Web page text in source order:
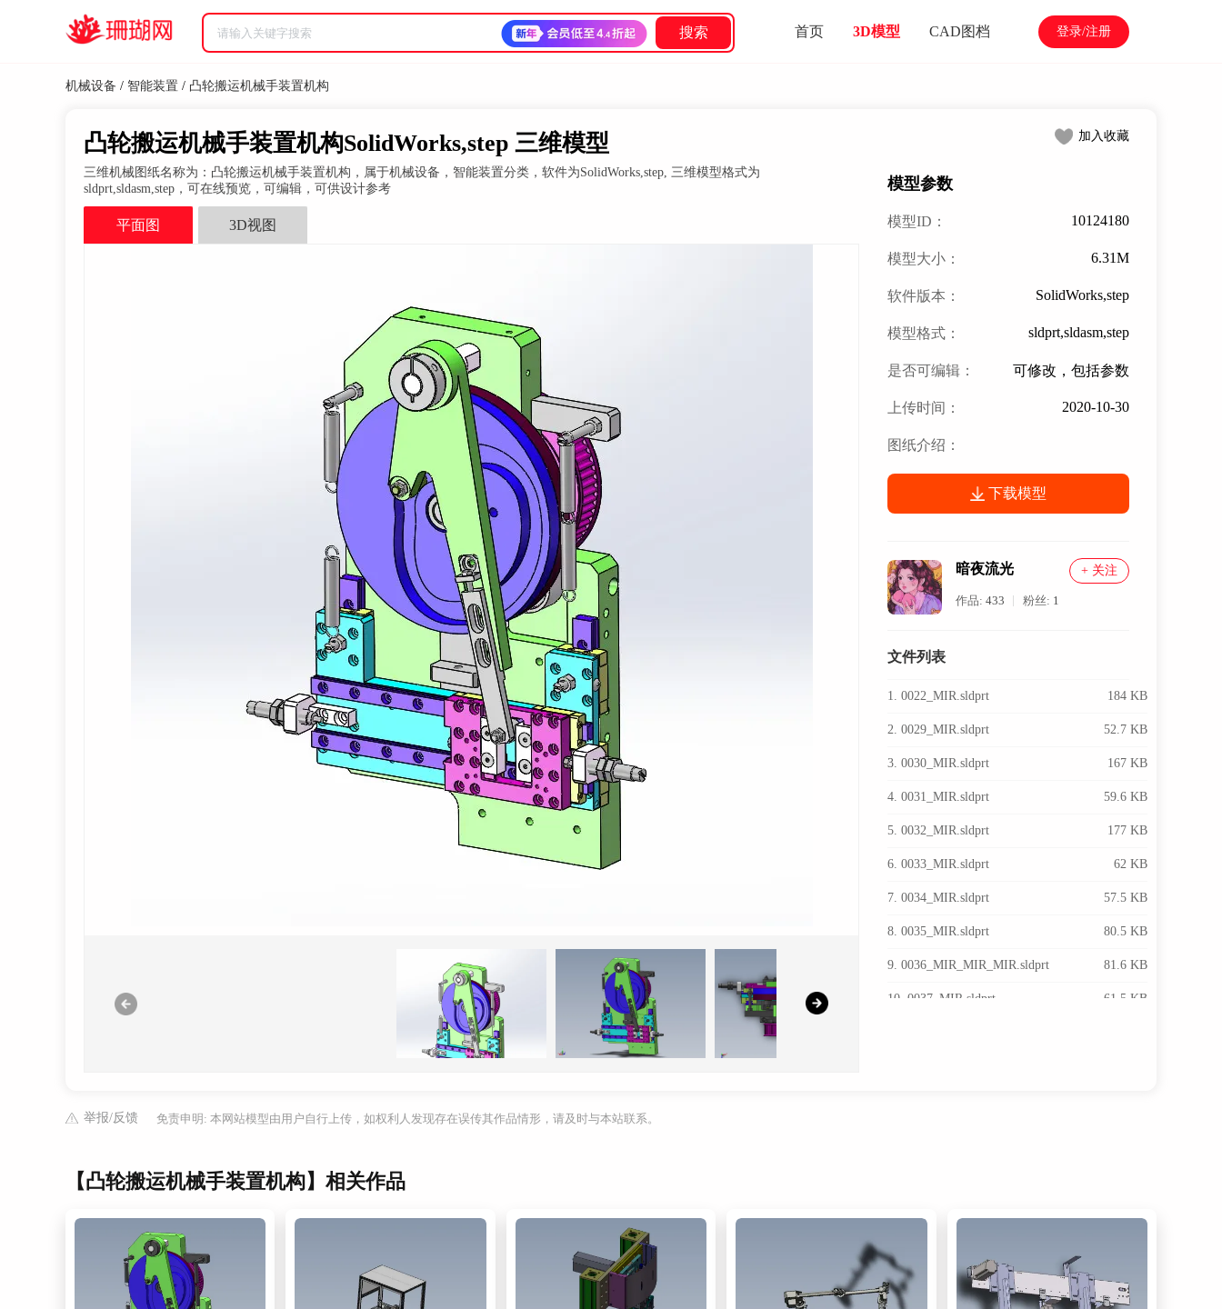
搜索 首页 3D模型 CAD图档 登录/注册
机械设备 / 智能装置 / 凸轮搬运机械手装置机构
凸轮搬运机械手装置机构SolidWorks,step 三维模型
三维机械图纸名称为：凸轮搬运机械手装置机构，属于机械设备，智能装置分类，软件为SolidWorks,step, 三维模型格式为
sldprt,sldasm,step，可在线预览，可编辑，可供设计参考
平面图 3D视图
加入收藏
模型参数
模型ID： 10124180
模型大小： 6.31M
软件版本： SolidWorks,step
模型格式： sldprt,sldasm,step
是否可编辑： 可修改，包括参数
上传时间： 2020-10-30
图纸介绍：
下载模型
暗夜流光
作品:433 粉丝: 1
+ 关注
文件列表
1. 0022_MIR.sldprt 184 KB
2. 0029_MIR.sldprt 52.7 KB
3. 0030_MIR.sldprt 167 KB
4. 0031_MIR.sldprt 59.6 KB
5. 0032_MIR.sldprt 177 KB
6. 0033_MIR.sldprt 62 KB
7. 0034_MIR.sldprt 57.5 KB
8. 0035_MIR.sldprt 80.5 KB
9. 0036_MIR_MIR_MIR.sldprt 81.6 KB
10. 0037_MIR.sldprt 61.5 KB
18. 1_MIR_1.sldprt
19. 1_MIR_2.sldprt 61 KB
举报/反馈 免责申明: 本网站模型由用户自行上传，如权利人发现存在误传其作品情形，请及时与本站联系。
【凸轮搬运机械手装置机构】相关作品